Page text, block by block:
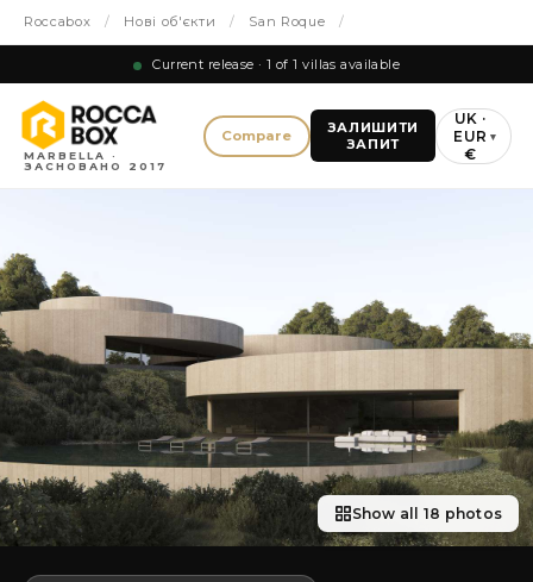
Roccabox / Нові об'єкти / San Roque /
Current release · 1 of 1 villas available
MARBELLA ·
ЗАСНОВАНО 2017
Compare
ЗАЛИШИТИ
ЗАПИТ
UK ·
EUR
€
▾
Show all 18 photos